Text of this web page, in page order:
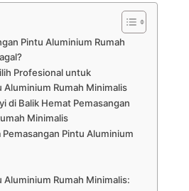
Pintu Aluminium Rumah
Profesional untuk
Aluminium Rumah Minimalis
di Balik Hemat Pemasangan
Minimalis
Pemasangan Pintu Aluminium
Aluminium Rumah Minimalis: